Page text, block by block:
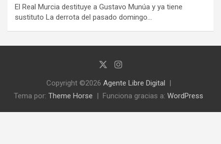
El Real Murcia destituye a Gustavo Munúa y ya tiene
sustituto La derrota del pasado domingo…
Copyright ©2026 Agente Libre Digital
Tema por: Theme Horse Funciona gracias a: WordPress